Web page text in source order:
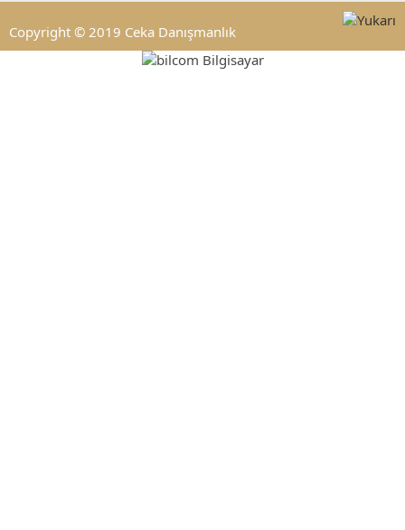
Copyright © 2019 Ceka Danışmanlık